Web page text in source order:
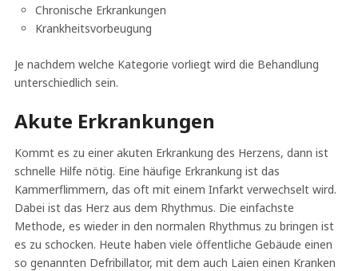
Chronische Erkrankungen
Krankheitsvorbeugung
Je nachdem welche Kategorie vorliegt wird die Behandlung
unterschiedlich sein.
Akute Erkrankungen
Kommt es zu einer akuten Erkrankung des Herzens, dann ist
schnelle Hilfe nötig. Eine häufige Erkrankung ist das
Kammerflimmern, das oft mit einem Infarkt verwechselt wird.
Dabei ist das Herz aus dem Rhythmus. Die einfachste
Methode, es wieder in den normalen Rhythmus zu bringen ist
es zu schocken. Heute haben viele öffentliche Gebäude einen
so genannten Defribillator, mit dem auch Laien einen Kranken